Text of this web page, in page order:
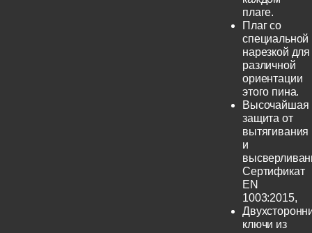
плаге.
Плаг со
специальной
нарезкой для
различной
ориентации
этого пина.
Высочайшая
защита от
вытягивания
и
Сертификат
EN
1003:2015,
ключи из